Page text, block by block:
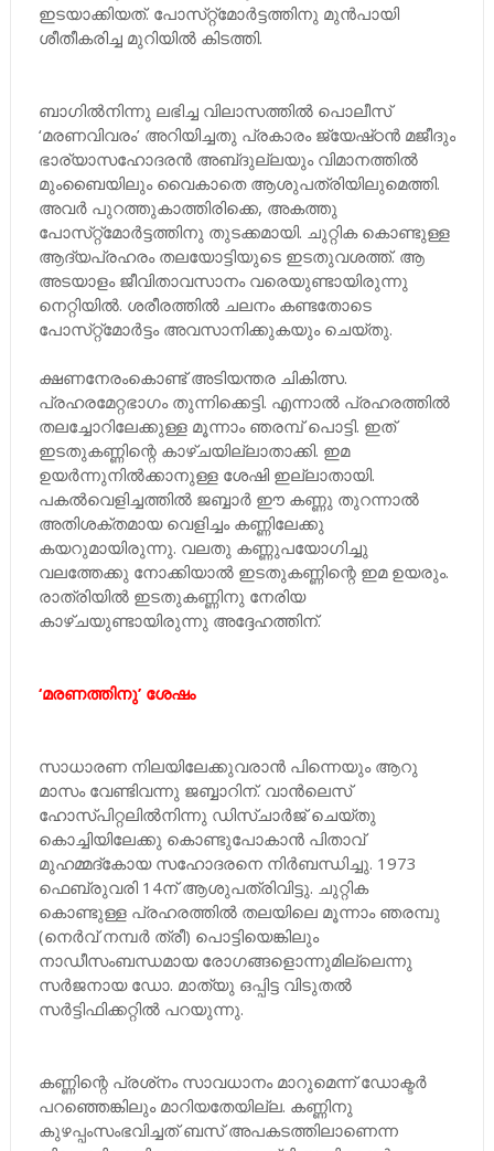
ഇടയാക്കിയത്. പോസ്‌റ്റ്‌മോർട്ടത്തിനു മുൻപായി
ശീതീകരിച്ച മുറിയിൽ കിടത്തി.
ബാഗിൽനിന്നു ലഭിച്ച വിലാസത്തിൽ പൊലീസ്
‘മരണവിവരം’ അറിയിച്ചതു പ്രകാരം ജ്യേഷ്‌ഠൻ മജീദും
ഭാര്യാസഹോദരൻ അബ്‌ദുല്ലയും വിമാനത്തിൽ
മുംബൈയിലും വൈകാതെ ആശുപത്രിയിലുമെത്തി.
അവർ പുറത്തുകാത്തിരിക്കെ, അകത്തു
പോസ്‌റ്റ്‌മോർട്ടത്തിനു തുടക്കമായി. ചുറ്റിക കൊണ്ടുള്ള
ആദ്യപ്രഹരം തലയോട്ടിയുടെ ഇടതുവശത്ത്. ആ
അടയാളം ജീവിതാവസാനം വരെയുണ്ടായിരുന്നു
നെറ്റിയിൽ. ശരീരത്തിൽ ചലനം കണ്ടതോടെ
പോസ്‌റ്റ്‌മോർട്ടം അവസാനിക്കുകയും ചെയ്‌തു.
ക്ഷണനേരംകൊണ്ട് അടിയന്തര ചികിത്സ.
പ്രഹരമേറ്റഭാഗം തുന്നിക്കെട്ടി. എന്നാൽ പ്രഹരത്തിൽ
തലച്ചോറിലേക്കുള്ള മൂന്നാം ഞരമ്പ് പൊട്ടി. ഇത്
ഇടതുകണ്ണിന്റെ കാഴ്‌ചയില്ലാതാക്കി. ഇമ
ഉയർന്നുനിൽക്കാനുള്ള ശേഷി ഇല്ലാതായി.
പകൽവെളിച്ചത്തിൽ ജബ്ബാർ ഈ കണ്ണു തുറന്നാൽ
അതിശക്‌തമായ വെളിച്ചം കണ്ണിലേക്കു
കയറുമായിരുന്നു. വലതു കണ്ണുപയോഗിച്ചു
വലത്തേക്കു നോക്കിയാൽ ഇടതുകണ്ണിന്റെ ഇമ ഉയരും.
രാത്രിയിൽ ഇടതുകണ്ണിനു നേരിയ
കാഴ്‌ചയുണ്ടായിരുന്നു അദ്ദേഹത്തിന്.
‘മരണത്തിനു’ ശേഷം
സാധാരണ നിലയിലേക്കുവരാൻ പിന്നെയും ആറു
മാസം വേണ്ടിവന്നു ജബ്ബാറിന്. വാൻലെസ്
ഹോസ്‌പിറ്റലിൽനിന്നു ഡിസ്‌ചാർജ് ചെയ്‌തു
കൊച്ചിയിലേക്കു കൊണ്ടുപോകാൻ പിതാവ്
മുഹമ്മദ്‌കോയ സഹോദരനെ നിർബന്ധിച്ചു. 1973
ഫെബ്രുവരി 14ന് ആശുപത്രിവിട്ടു. ചുറ്റിക
കൊണ്ടുള്ള പ്രഹരത്തിൽ തലയിലെ മൂന്നാം ഞരമ്പു
(നെർവ് നമ്പർ ത്രീ) പൊട്ടിയെങ്കിലും
നാഡീസംബന്ധമായ രോഗങ്ങളൊന്നുമില്ലെന്നു
സർജനായ ഡോ. മാത്യു ഒപ്പിട്ട വിടുതൽ
സർട്ടിഫിക്കറ്റിൽ പറയുന്നു.
കണ്ണിന്റെ പ്രശ്‌നം സാവധാനം മാറുമെന്ന് ഡോക്ടർ
പറഞ്ഞെങ്കിലും മാറിയതേയില്ല. കണ്ണിനു
കുഴപ്പംസംഭവിച്ചത് ബസ് അപകടത്തിലാണെന്ന